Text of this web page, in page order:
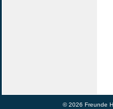
© 2026 Freunde